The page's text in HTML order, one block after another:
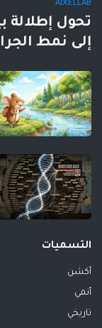
AIXELLAB
تحول إطلالة
إلى نمط
التسميات
أكشن
أنمي
تاريخي